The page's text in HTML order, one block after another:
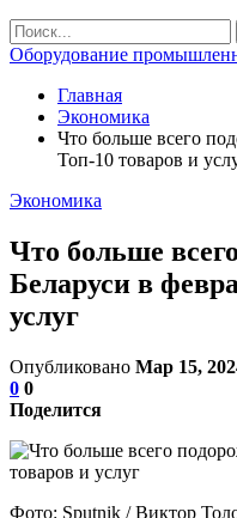
Оборудование
Главная
Экономика
Что больше всего
Топ-10 товаров и
Экономика
Что больше
Беларуси в
услуг
Опубликовано Мар 15,
0 0
Поделится
Фото: Sputnik / Виктор